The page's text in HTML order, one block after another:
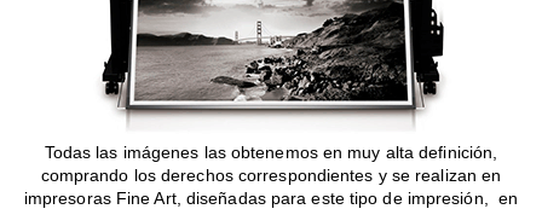
Todas las imágenes las obtenemos en muy alta definición,
comprando los derechos correspondientes y se realizan en
impresoras Fine Art, diseñadas para este tipo de impresión, en